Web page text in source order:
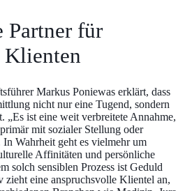
Partner für
Klienten
Markus Poniewas erklärt, dass
nicht nur eine Tugend, sondern
„Es ist eine weit verbreitete Annahme,
mit sozialer Stellung oder
Wahrheit geht es vielmehr um
Affinitäten und persönliche
solch sensiblen Prozess ist Geduld
zieht eine anspruchsvolle Klientel an,